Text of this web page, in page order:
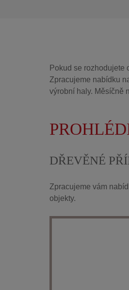
Pokud se rozhodujete
Zpracujeme nabídku
výrobní haly. Měsíčně
DŘEVĚNÉ
Zpracujeme vám
objekty.